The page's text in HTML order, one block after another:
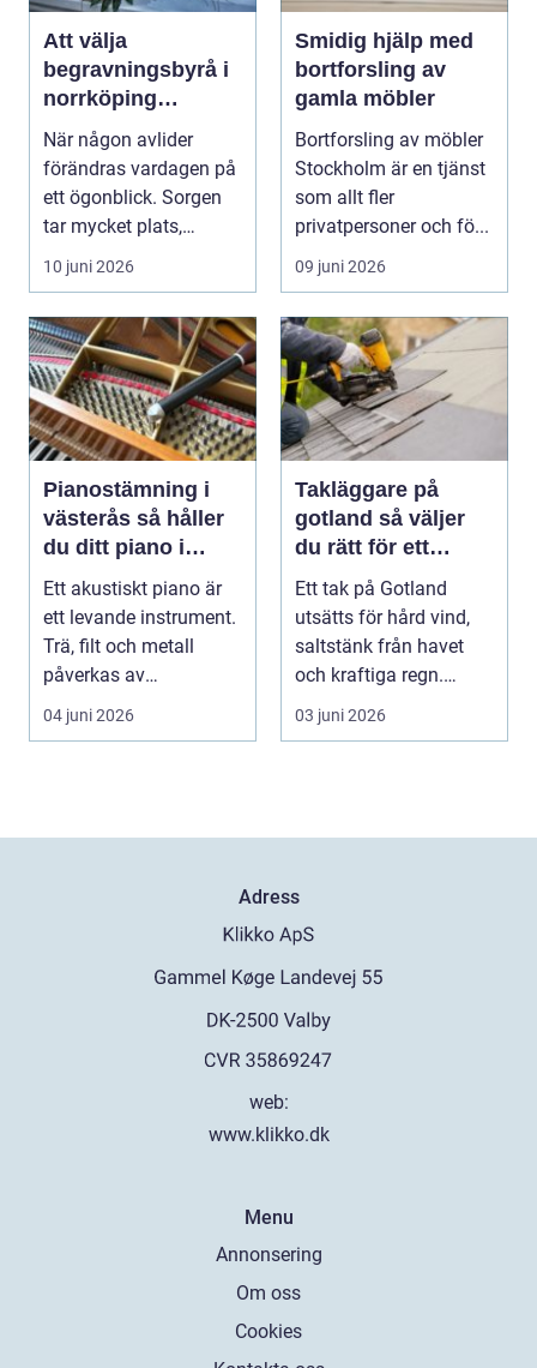
Att välja
begravningsbyrå i
norrköping
trygghet, stöd och
praktisk hjälp
När någon avlider
förändras vardagen på
ett ögonblick. Sorgen
tar mycket plats,
samtidigt som många
10 juni 2026
Smidig hjälp med
bortforsling av
gamla möbler
Bortforsling av möbler
Stockholm är en tjänst
som allt fler
privatpersoner och fö...
09 juni 2026
Pianostämning i
västerås så håller
du ditt piano i
toppform
Ett akustiskt piano är
ett levande instrument.
Trä, filt och metall
påverkas av
årstidernas växlinga...
04 juni 2026
Takläggare på
gotland så väljer
du rätt för ett
hållbart tak
Ett tak på Gotland
utsätts för hård vind,
saltstänk från havet
och kraftiga regn.
Taket behöver vara...
03 juni 2026
Adress
web:
www.klikko.dk
Menu
Annonsering
Om oss
Cookies